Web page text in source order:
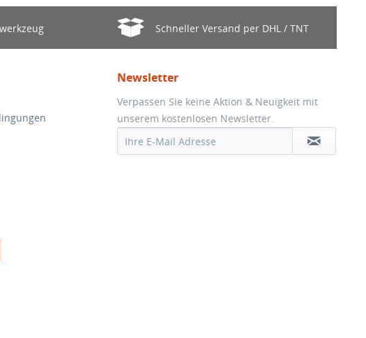
Schneller Versand per DHL / TNT
Newsletter
Verpassen Sie keine Aktion & Neuigkeit mit
unserem kostenlosen Newsletter.